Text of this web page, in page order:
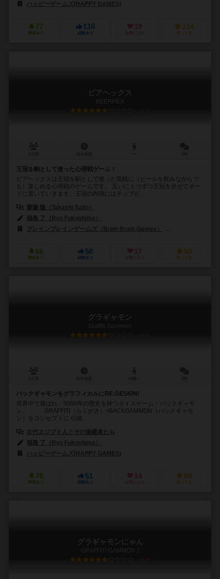
ハッピーゲームズ(HAPPY GAMES)
77
興味あり
110
経験あり
19
お気に入り
114
持ってる
ビアヘックス
BEERHEX
6.1
王冠を駒として使った心理戦ゲーム！
ビアヘックスは王冠を駒として使った気軽に（ビールを飲みながらで
も）楽しめる心理戦のゲームです。 互いに１つずつ王冠を伏せてボー
ドに置いていきます。王冠の内側にはチップが...
齋藤 隆（Takashi Saito）
福島 了（Ryo Fukushima）
ブレインブレインゲームズ（Brain Brain Games）
66
興味あり
50
経験あり
17
お気に入り
50
持ってる
グラギャモン
Graffiti Gammon
6.1
バックギャモンをグラフィカルにRE:DESIGN!
世界中で遊ばれ、5000年の歴史を持つダイスゲーム・バックギャモ
ン。 GRAFFITI（らくがき）×BACKGAMMON（バックギャモ
ン）をコンセプトに 伝統...
古代エジプト人とその後継者たち
福島 了（Ryo Fukushima）
ハッピーゲームズ(HAPPY GAMES)
76
興味あり
51
経験あり
14
お気に入り
60
持ってる
グラギャモンにゃん
GRAFFITI GAMMON 2
6.2